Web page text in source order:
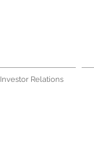
Investor Relations